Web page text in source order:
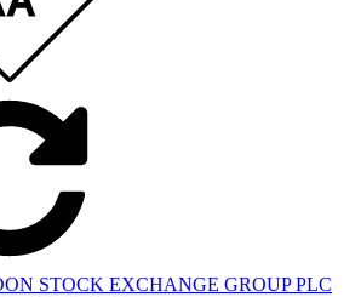
STOCK EXCHANGE GROUP PLC